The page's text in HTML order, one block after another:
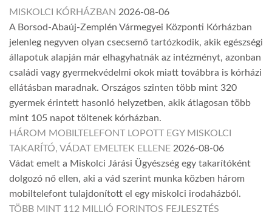
MISKOLCI KÓRHÁZBAN 2026-08-06
A Borsod-Abaúj-Zemplén Vármegyei Központi Kórházban
jelenleg negyven olyan csecsemő tartózkodik, akik egészségi
állapotuk alapján már elhagyhatnák az intézményt, azonban
családi vagy gyermekvédelmi okok miatt továbbra is kórházi
ellátásban maradnak. Országos szinten több mint 320
gyermek érintett hasonló helyzetben, akik átlagosan több
mint 105 napot töltenek kórházban.
HÁROM MOBILTELEFONT LOPOTT EGY MISKOLCI
TAKARÍTÓ, VÁDAT EMELTEK ELLENE 2026-08-06
Vádat emelt a Miskolci Járási Ügyészség egy takarítóként
dolgozó nő ellen, aki a vád szerint munka közben három
mobiltelefont tulajdonított el egy miskolci irodaházból.
TÖBB MINT 112 MILLIÓ FORINTOS FEJLESZTÉS